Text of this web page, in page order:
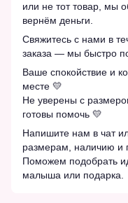
или не тот товар, мы
вернём деньги.
Свяжитесь с нами в
заказа — мы быстро
Ваше спокойствие и
месте 💛
Не уверены с
готовы помочь 💛
Напишите нам в чат
размерам, наличию и
Поможем подобрать
малыша или подарка.